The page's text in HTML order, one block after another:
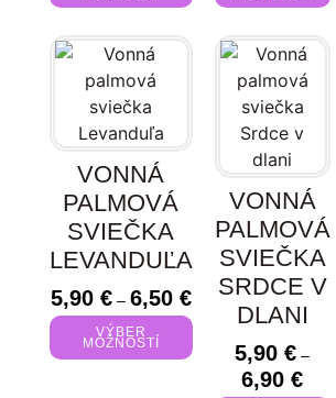
VONNÁ
PALMOVÁ
SVIEČKA
LEVANDUĽA
5,90 € – 6,50 €
VÝBER
MOŽNOSTÍ
VONNÁ
PALMOVÁ
SVIEČKA
SRDCE V
DLANI
5,90€ –
6,90€